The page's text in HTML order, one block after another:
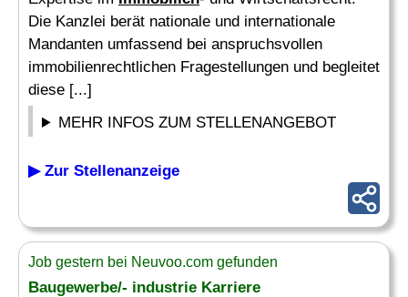
Die Kanzlei berät nationale und internationale
Mandanten umfassend bei anspruchsvollen
immobilienrechtlichen Fragestellungen und begleitet
diese [...]
MEHR INFOS ZUM STELLENANGEBOT
▶ Zur Stellenanzeige
Job gestern bei Neuvoo.com gefunden
Baugewerbe/- industrie Karriere